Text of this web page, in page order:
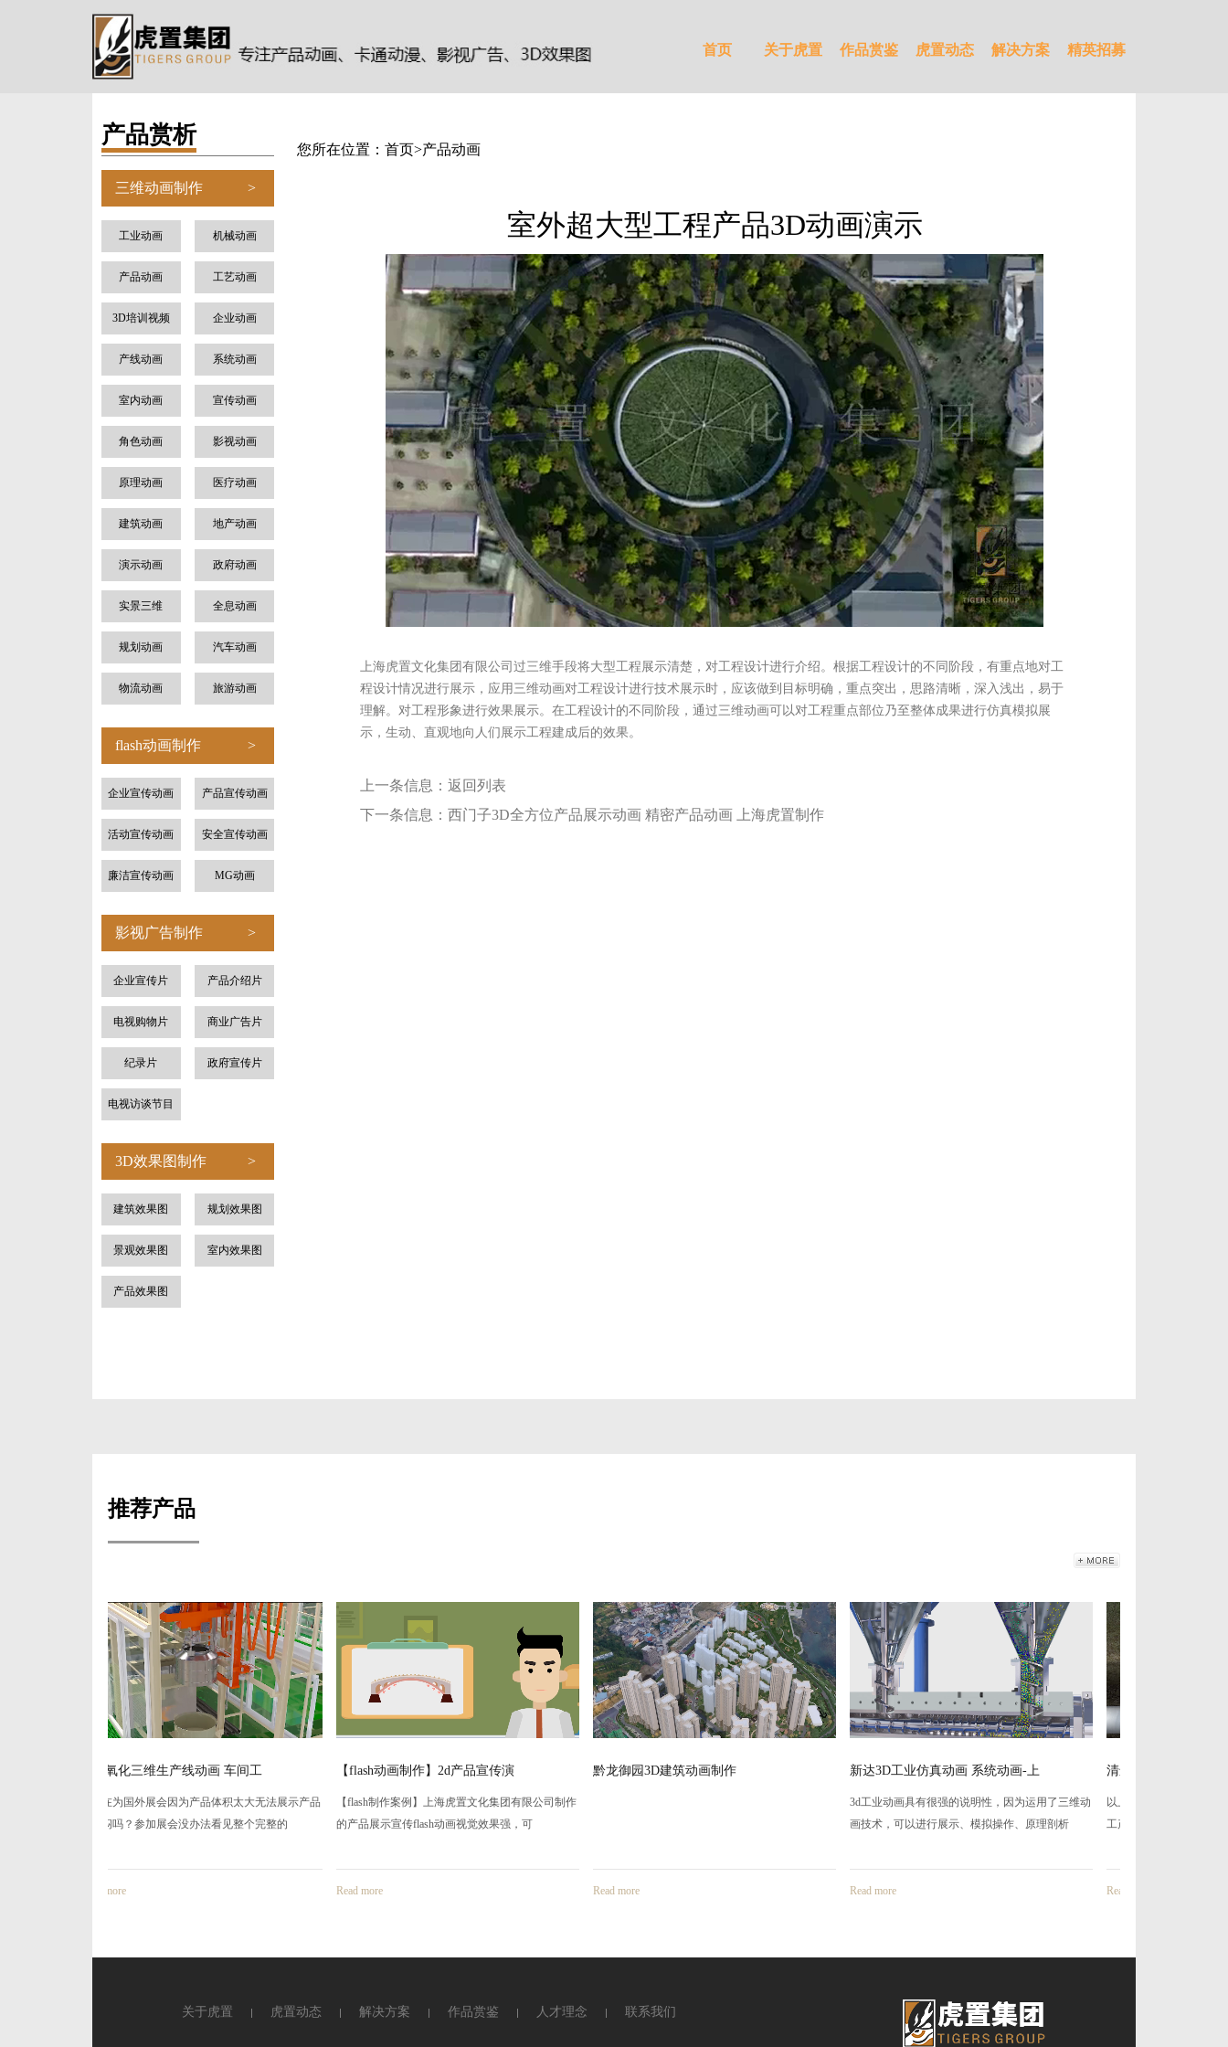
首页 关于虎置 作品赏鉴 虎置动态 解决方案 精英招募
产品赏析
三维动画制作 >
工业动画 机械动画
产品动画 工艺动画
3D培训视频 企业动画
产线动画 系统动画
室内动画 宣传动画
角色动画 影视动画
原理动画 医疗动画
建筑动画 地产动画
演示动画 政府动画
实景三维 全息动画
规划动画 汽车动画
物流动画 旅游动画
flash动画制作 >
企业宣传动画 产品宣传动画
活动宣传动画 安全宣传动画
廉洁宣传动画 MG动画
影视广告制作 >
企业宣传片 产品介绍片
电视购物片 商业广告片
纪录片 政府宣传片
电视访谈节目
3D效果图制作 >
建筑效果图 规划效果图
景观效果图 室内效果图
产品效果图
您所在位置：首页>产品动画
室外超大型工程产品3D动画演示
上海虎置文化集团有限公司过三维手段将大型工程展示清楚，对工程设计进行介绍。根据工程设计的不同阶段，有重点地对工
程设计情况进行展示，应用三维动画对工程设计进行技术展示时，应该做到目标明确，重点突出，思路清晰，深入浅出，易于
理解。对工程形象进行效果展示。在工程设计的不同阶段，通过三维动画可以对工程重点部位乃至整体成果进行仿真模拟展
示，生动、直观地向人们展示工程建成后的效果。
上一条信息： 返回列表
下一条信息： 西门子3D全方位产品展示动画 精密产品动画 上海虎置制作
推荐产品
【flash动画制作】2d产品宣传演
【flash制作案例】上海虎置文化集团有限公司制作
的产品展示宣传flash动画视觉效果强，可
Read more
黔龙御园3D建筑动画制作
Read more
新达3D工业仿真动画 系统动画-上
3d工业动画具有很强的说明性，因为运用了三维动
Read more
清远管业管道施工产品动画，3D动画
以上是上海虎置文化集团为清远管业制作的管道施
工产品3D动画。下水道，一个城市的智慧与
Read more
关于虎置 虎置动态 解决方案 作品赏鉴 人才理念 联系我们